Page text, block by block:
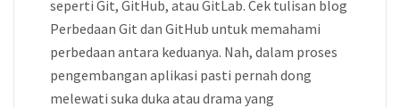
seperti Git, GitHub, atau GitLab. Cek tulisan blog
Perbedaan Git dan GitHub untuk memahami
perbedaan antara keduanya. Nah, dalam proses
pengembangan aplikasi pasti pernah dong
melewati suka duka atau drama yang